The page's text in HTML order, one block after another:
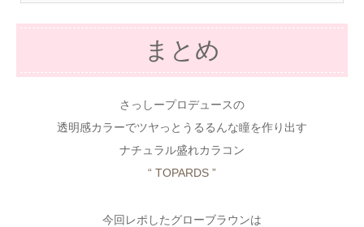
まとめ
さっしープロデュースの
透明感カラーでツヤっとうるるんな瞳を作り出す
ナチュラル盛れカラコン
“ TOPARDS ”
今回レポしたグローブラウンは